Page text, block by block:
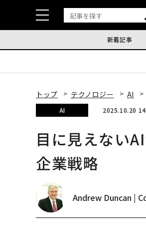
新着記事
トップ テクノロジー AI
AI 2025.10.20
目に見えない
企業戦略
Andrew Duncan |